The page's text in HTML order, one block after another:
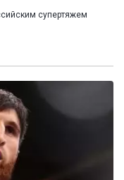
супертяжем